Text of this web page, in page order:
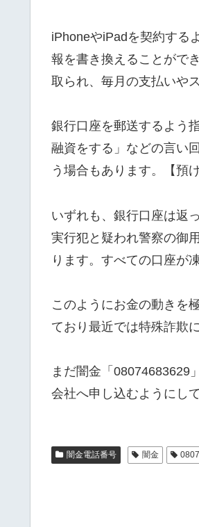
iPhoneやiPadを契約する
報を書き換えることがで
取られ、毎月の支払いや
銀行口座を郵送するよう
融資をする」などの言い
う場合もあります。【預
いずれも、銀行口座は返
実行犯と疑われ警察の御
ります。すべての口座が
このようにお金の動きを
ており最近では特殊詐欺
まだ闇金「08074683629
会社へ申し込むようにし
闇金電話番号 闇金